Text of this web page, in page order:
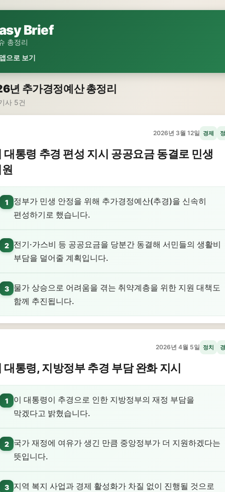
Brief
총정리
으로 보기
년 추가경정예산 총정리
사 5건
2026년 3월 12일 경제
대통령 추경 편성 지시 공공요금 동결로 민생
1
정부가 민생 안정을 위해 추가경정예산(추경)을 신속히
편성하기로 했습니다.
2
전기·가스비 등 공공요금을 당분간 동결해 서민들의 생활비
부담을 덜어줄 계획입니다.
3
물가 상승으로 어려움을 겪는 취약계층을 위한 지원 대책도
함께 추진됩니다.
2026년 4월 5일 정치
대통령, 지방정부 추경 부담 완화 지시
1
이 대통령이 추경으로 인한 지방정부의 재정 부담을
막겠다고 밝혔습니다.
2
국가 재정에 여유가 생긴 만큼 중앙정부가 더 지원하겠다는
뜻입니다.
3
지역 복지 사업과 경제 활성화가 차질 없이 진행될 것으로